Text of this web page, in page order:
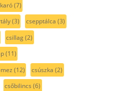
(7)
(3) csepptálca (3)
csillag(2)
(11)
(12) csúszka (2)
csőbilincs (6)